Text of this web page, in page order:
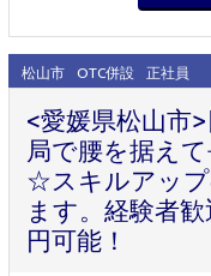
松山市 OTC併設 正社員
<愛媛県松山市
局で腰を据え
☆スキルアップ
ます。経験者
円可能！